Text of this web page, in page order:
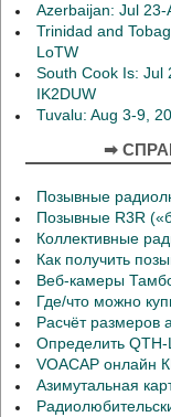
Azerbaijan: Jul
Trinidad and
LoTW
South Cook Is: Jul
IK2DUW
Tuvalu: Aug 3-9,
➡
Позывные
Позывные R3R
Коллективные
Как получить
Веб-камеры
Где/что можно
Расчёт размеров
Определить
VOACAP онлайн
Азимутальная